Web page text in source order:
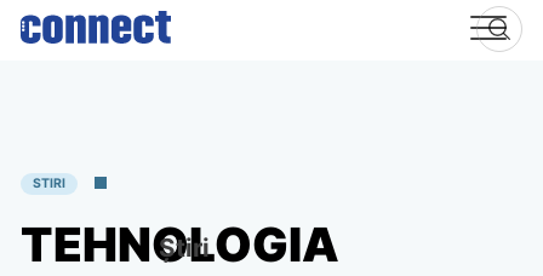
Skip
STIRI
TEHNOLOGIA
Știri